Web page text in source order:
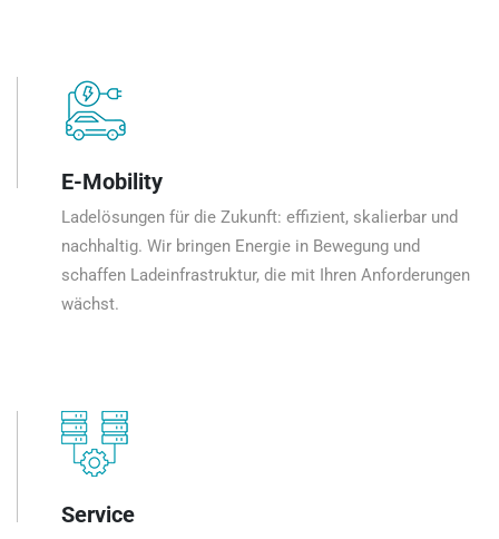
E-Mobility
Ladelösungen für die Zukunft: effizient, skalierbar und
nachhaltig. Wir bringen Energie in Bewegung und
schaffen Ladeinfrastruktur, die mit Ihren Anforderungen
wächst.
Service